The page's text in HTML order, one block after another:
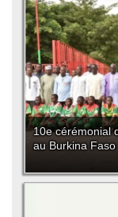
10e cérémonial
au Burkina Faso